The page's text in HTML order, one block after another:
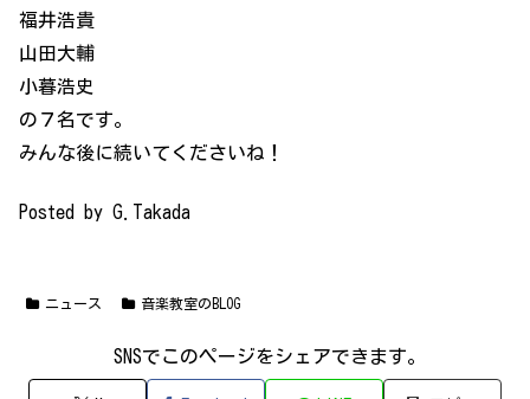
福井浩貴
山田大輔
小暮浩史
の７名です。
みんな後に続いてくださいね！
Posted by G.Takada
ニュース 音楽教室のBLOG
SNSでこのページをシェアできます｡